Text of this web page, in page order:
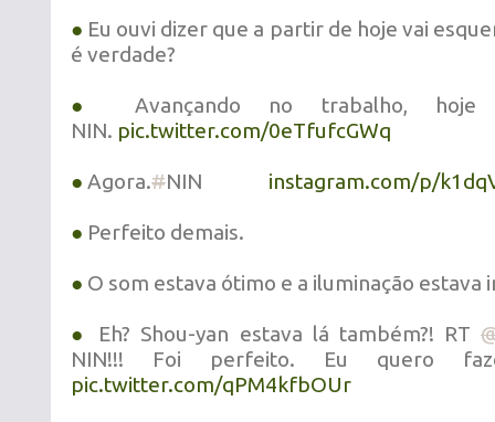
● Eu ouvi dizer que a partir de hoje vai
é verdade?
●
Avançando no trabalho,
NIN. pic.twitter.com/0eTfufcGWq
● Agora.#NIN instagram.com/p/
● Perfeito demais.
● O som estava ótimo e a iluminação estava
● Eh? Shou-yan estava lá também?! RT
NIN!!! Foi perfeito. Eu quero
pic.twitter.com/qPM4kfbOUr